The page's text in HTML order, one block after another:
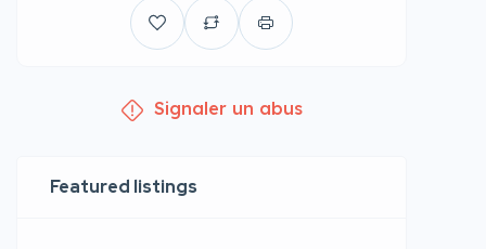
Signaler un abus
Featured listings